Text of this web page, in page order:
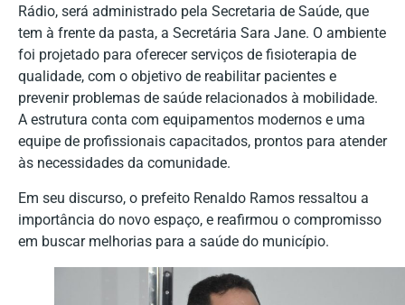
Rádio, será administrado pela Secretaria de Saúde, que
tem à frente da pasta, a Secretária Sara Jane. O ambiente
foi projetado para oferecer serviços de fisioterapia de
qualidade, com o objetivo de reabilitar pacientes e
prevenir problemas de saúde relacionados à mobilidade.
A estrutura conta com equipamentos modernos e uma
equipe de profissionais capacitados, prontos para atender
às necessidades da comunidade.
Em seu discurso, o prefeito Renaldo Ramos ressaltou a
importância do novo espaço, e reafirmou o compromisso
em buscar melhorias para a saúde do município.